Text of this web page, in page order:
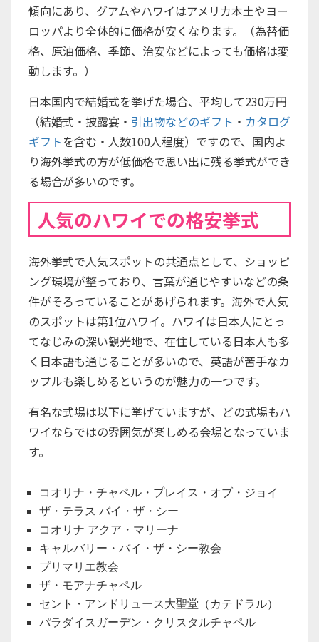
傾向にあり、グアムやハワイはアメリカ本土やヨー
ロッパより全体的に価格が安くなります。（為替価
格、原油価格、季節、治安などによっても価格は変
動します。）
日本国内で結婚式を挙げた場合、平均して230万円
（結婚式・披露宴・ 引出物などのギフト ・ カタログ
ギフトを含む・人数100人程度）ですので、国内よ
り海外挙式の方が低価格で思い出に残る挙式ができ
る場合が多いのです。
人気のハワイでの格安挙式
海外挙式で人気スポットの共通点として、ショッピ
ング環境が整っており、言葉が通じやすいなどの条
件がそろっていることがあげられます。海外で人気
のスポットは第1位ハワイ。ハワイは日本人にとっ
てなじみの深い観光地で、在住している日本人も多
く日本語も通じることが多いので、英語が苦手なカ
ップルも楽しめるというのが魅力の一つです。
有名な式場は以下に挙げていますが、どの式場もハ
ワイならではの雰囲気が楽しめる会場となっていま
す。
コオリナ・チャペル・プレイス・オブ・ジョイ
ザ・テラス バイ・ザ・シー
コオリナ アクア・マリーナ
キャルバリー・バイ・ザ・シー教会
プリマリエ教会
ザ・モアナチャペル
セント・アンドリュース大聖堂（カテドラル）
パラダイスガーデン・クリスタルチャペル